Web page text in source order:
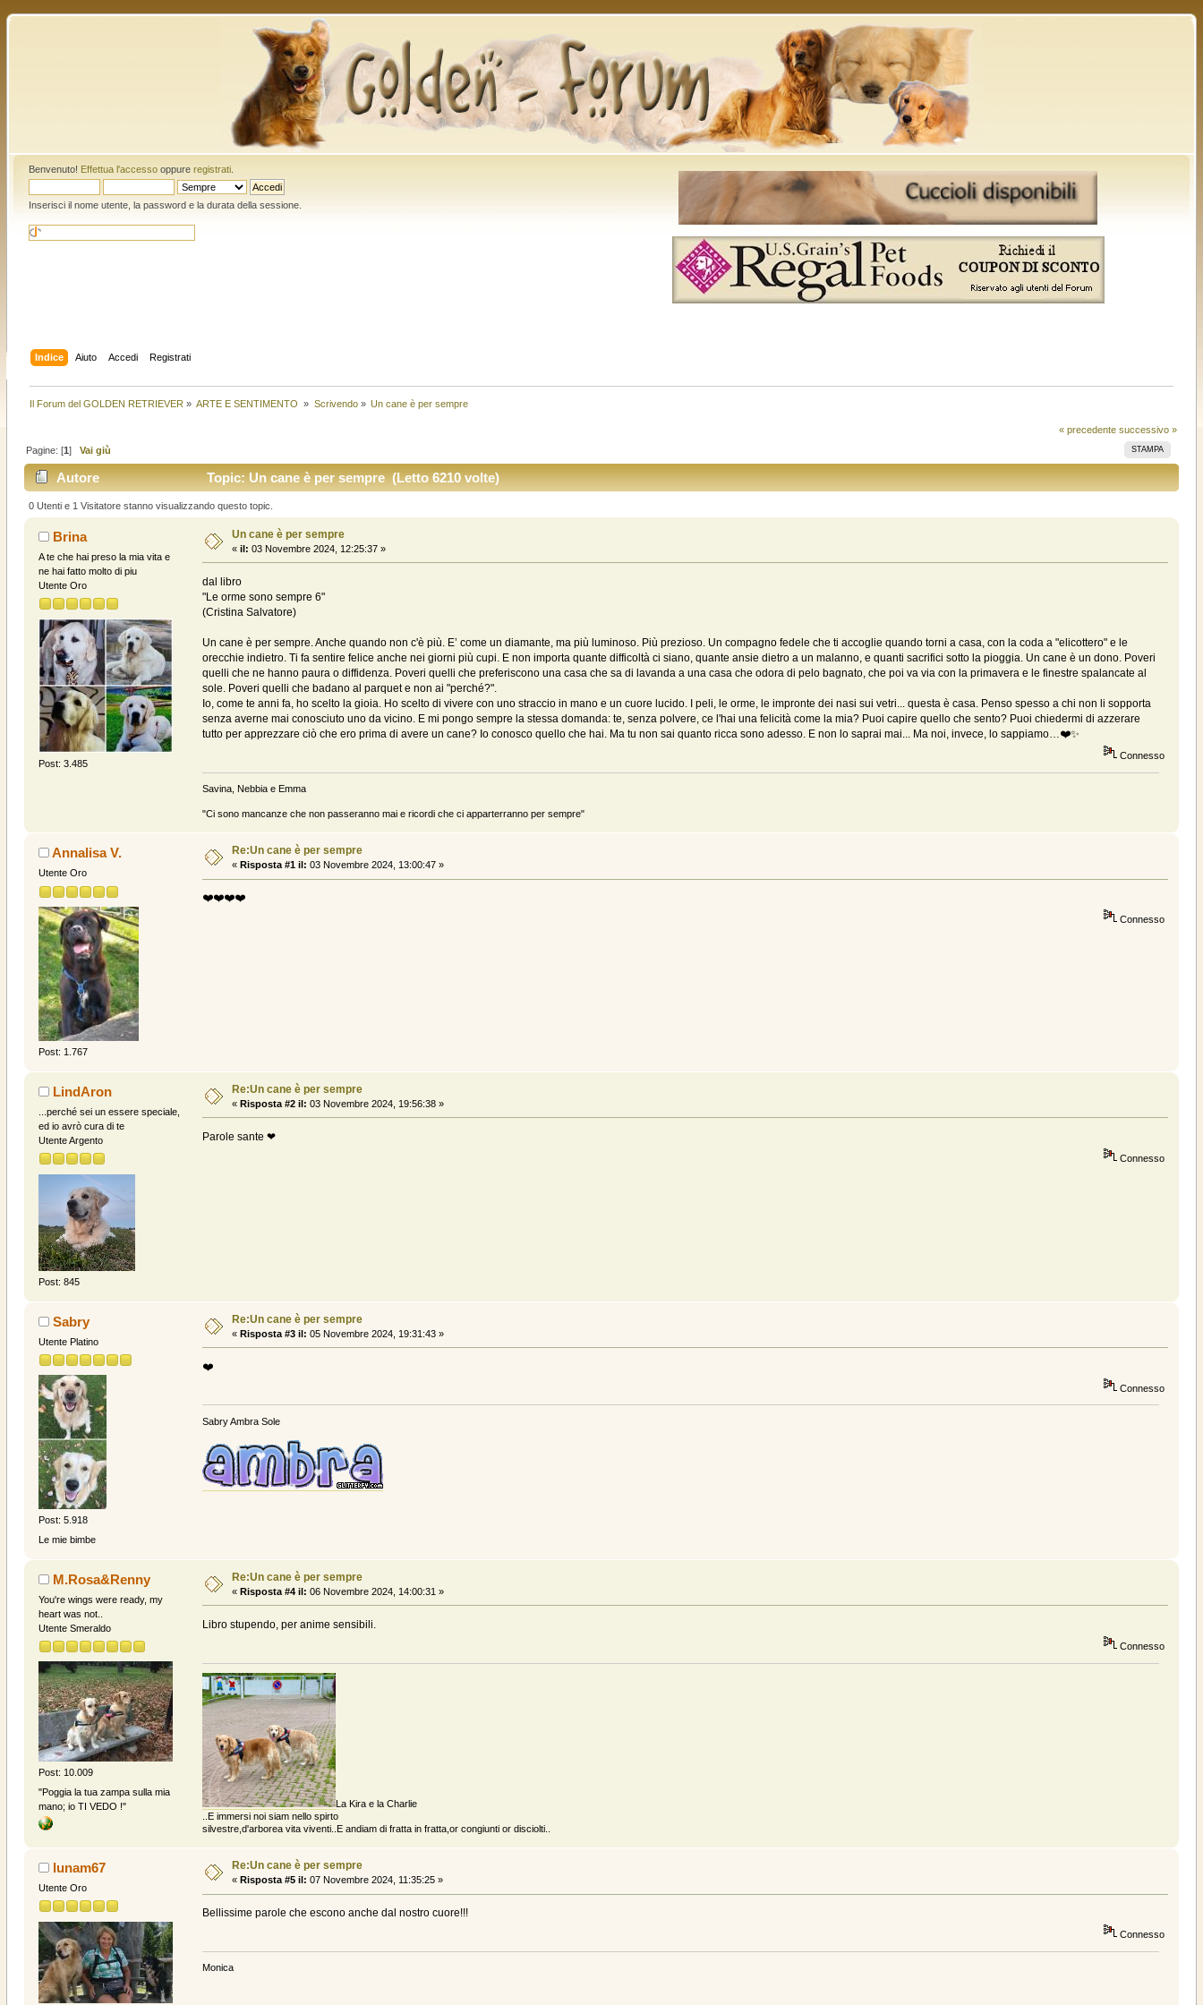
Benvenuto! Effettua l'accessooppure registrati.
Inserisci il nome utente, la password e la durata della sessione.
Indice Aiuto Accedi Registrati
Il Forum del GOLDEN RETRIEVER » ARTE E SENTIMENTO » Scrivendo» Un cane è per sempre
« precedente successivo »
STAMPA
Pagine: [1] Vai giù
Autore Topic: Un cane è per sempre (Letto 6210 volte)
0 Utenti e 1 Visitatore stanno visualizzando questo topic.
Brina
A te che hai preso la mia vita e
ne hai fatto molto di piu
Utente Oro
Post: 3.485
Un cane è per sempre
« il: 03 Novembre 2024, 12:25:37 »
dal libro
"Le orme sono sempre 6"
(Cristina Salvatore)
Un cane è per sempre. Anche quando non c'è più. E’ come un diamante, ma più luminoso. Più prezioso. Un compagno fedele che ti accoglie quando torni a casa, con la coda a "elicottero" e le
orecchie indietro. Ti fa sentire felice anche nei giorni più cupi. E non importa quante difficoltà ci siano, quante ansie dietro a un malanno, e quanti sacrifici sotto la pioggia. Un cane è un dono. Poveri
quelli che ne hanno paura o diffidenza. Poveri quelli che preferiscono una casa che sa di lavanda a una casa che odora di pelo bagnato, che poi va via con la primavera e le finestre spalancate al
sole. Poveri quelli che badano al parquet e non ai "perché?".
Io, come te anni fa, ho scelto la gioia. Ho scelto di vivere con uno straccio in mano e un cuore lucido. I peli, le orme, le impronte dei nasi sui vetri... questa è casa. Penso spesso a chi non li sopporta
senza averne mai conosciuto uno da vicino. E mi pongo sempre la stessa domanda: te, senza polvere, ce l'hai una felicità come la mia? Puoi capire quello che sento? Puoi chiedermi di azzerare
tutto per apprezzare ciò che ero prima di avere un cane? Io conosco quello che hai. Ma tu non sai quanto ricca sono adesso. E non lo saprai mai... Ma noi, invece, lo sappiamo…❤️✨
Connesso
Savina, Nebbia e Emma
"Ci sono mancanze che non passeranno mai e ricordi che ci apparterranno per sempre"
Annalisa V.
Utente Oro
Post: 1.767
Re:Un cane è per sempre
« Risposta #1 il: 03 Novembre 2024, 13:00:47 »
❤️❤️❤️❤️
Connesso
LindAron
...perché sei un essere speciale,
ed io avrò cura di te
Utente Argento
Post: 845
Re:Un cane è per sempre
« Risposta #2 il: 03 Novembre 2024, 19:56:38 »
Parole sante ❤
Connesso
Sabry
Utente Platino
Post: 5.918
Le mie bimbe
Re:Un cane è per sempre
« Risposta #3 il: 05 Novembre 2024, 19:31:43 »
❤️
Connesso
Sabry Ambra Sole
M.Rosa&Renny
You're wings were ready, my
heart was not..
Utente Smeraldo
Post: 10.009
"Poggia la tua zampa sulla mia
mano; io TI VEDO !"
Re:Un cane è per sempre
« Risposta #4 il: 06 Novembre 2024, 14:00:31 »
Libro stupendo, per anime sensibili.
Connesso
La Kira e la Charlie
..E immersi noi siam nello spirto
silvestre,d'arborea vita viventi..E andiam di fratta in fratta,or congiunti or disciolti..
lunam67
Utente Oro
Re:Un cane è per sempre
« Risposta #5 il: 07 Novembre 2024, 11:35:25 »
Bellissime parole che escono anche dal nostro cuore!!!
Connesso
Monica